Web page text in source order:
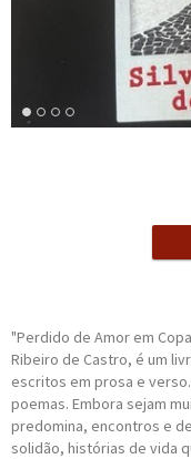
"Perdido de Amor em
Ribeiro de Castro, é um
escritos em prosa e
poemas. Embora sejam
predomina, encontros e
solidão, histórias de vida